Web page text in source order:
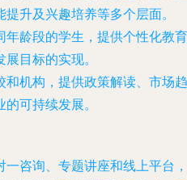
升及兴趣培养等多个层面。
年龄段的学生，提供个性化教育
目标的实现。
和机构，提供政策解读、市场趋
可持续发展。
咨询、专题讲座和线上平台，